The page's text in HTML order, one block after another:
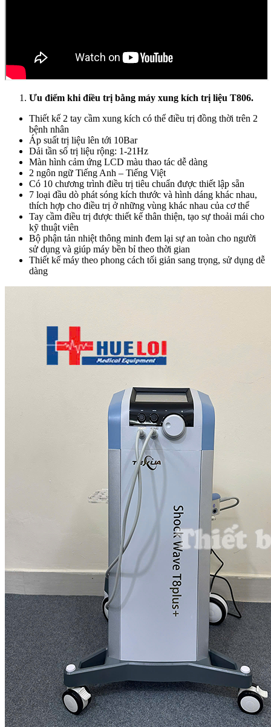
Ưu điểm khi điều trị bằng máy xung kích trị liệu T806.
Thiết kế 2 tay cầm xung kích có thể điều trị đồng thời trên 2
bệnh nhân
Áp suất trị liệu lên tới 10Bar
Dải tần số trị liệu rộng: 1-21Hz
Màn hình cảm ứng LCD màu thao tác dễ dàng
2 ngôn ngữ Tiếng Anh – Tiếng Việt
Có 10 chương trình điều trị tiêu chuẩn được thiết lập sẵn
7 loại đầu dò phát sóng kích thước và hình dáng khác nhau,
thích hợp cho điều trị ở những vùng khác nhau của cơ thể
Tay cầm điều trị được thiết kế thân thiện, tạo sự thoải mái cho
kỹ thuật viên
Bộ phận tản nhiệt thông minh đem lại sự an toàn cho người
sử dụng và giúp máy bền bỉ theo thời gian
Thiết kế máy theo phong cách tối giản sang trọng, sử dụng dễ
dàng